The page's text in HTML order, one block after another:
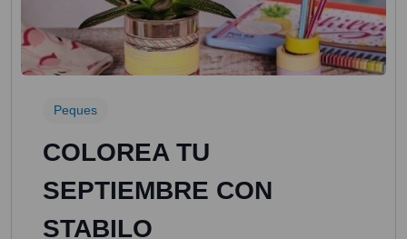
Peques
COLOREA TU
SEPTIEMBRE CON
STABILO